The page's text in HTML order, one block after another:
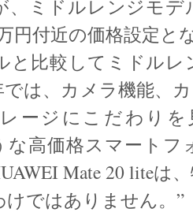
、ミドルレンジモデ
円付近の価格設定と
と比較してミドルレ
は、カメラ機能、
ージにこだわりを
な高価格スマート
Mate 20 liteは
けではありません。”